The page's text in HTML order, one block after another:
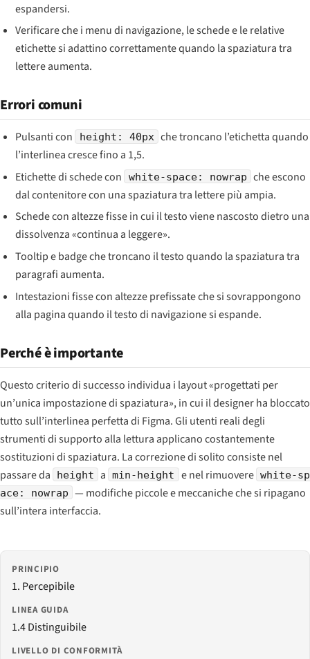
espandersi.
Verificare che i menu di navigazione, le schede e le relative
etichette si adattino correttamente quando la spaziatura tra
lettere aumenta.
Errori comuni
Pulsanti con height: 40px che troncano l’etichetta quando
l’interlinea cresce fino a 1,5.
Etichette di schede con
white-space: nowrap che escono
dal contenitore con una spaziatura tra lettere più ampia.
Schede con altezze fisse in cui il testo viene nascosto dietro una
dissolvenza «continua a leggere».
Tooltip e badge che troncano il testo quando la spaziatura tra
paragrafi aumenta.
Intestazioni fisse con altezze prefissate che si sovrappongono
alla pagina quando il testo di navigazione si espande.
Perché è importante
Questo criterio di successo individua i layout «progettati per
un’unica impostazione di spaziatura», in cui il designer ha bloccato
tutto sull’interlinea perfetta di Figma. Gli utenti reali degli
strumenti di supporto alla lettura applicano costantemente
sostituzioni di spaziatura. La correzione di solito consiste nel
passare da
height a min-height e nel rimuovere white-sp
ace: nowrap — modifiche piccole e meccaniche che si ripagano
sull’intera interfaccia.
PRINCIPIO
1. Percepibile
LINEA GUIDA
1.4 Distinguibile
LIVELLO DI CONFORMITÀ